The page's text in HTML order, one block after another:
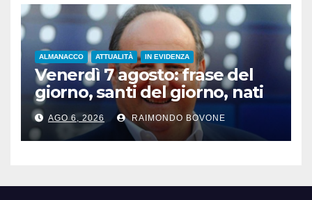
ALMANACCO ATTUALITÀ IN EVIDENZA
Venerdì 7 agosto: frase del
giorno, santi del giorno, nati
famosi, accadde oggi
AGO 6, 2026 RAIMONDO BOVONE